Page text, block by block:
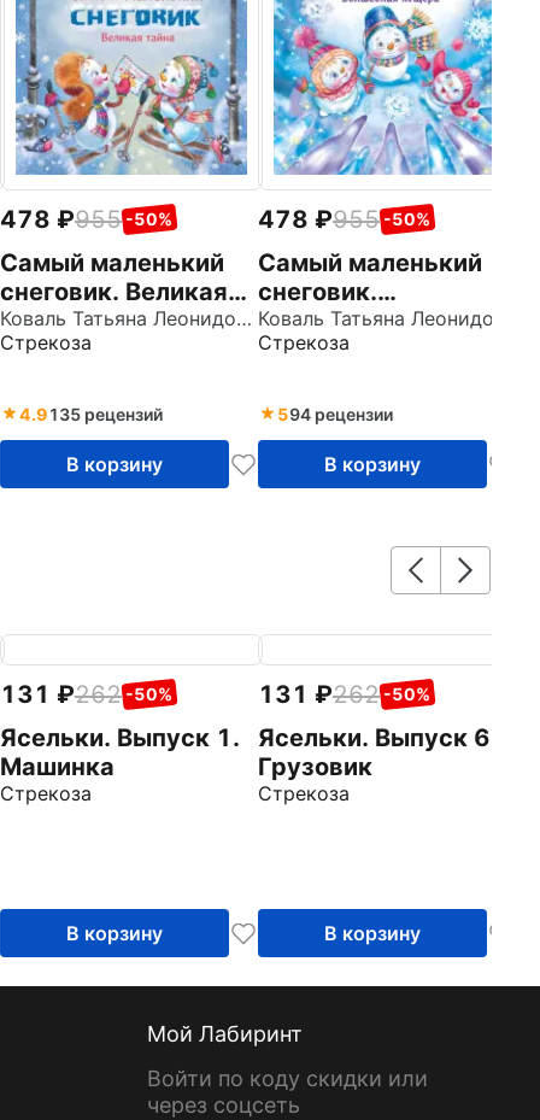
478 955 -50%
Самый маленький
снеговик. Великая
тайна
Коваль Татьяна Леонидовна
Стрекоза
4.9135 рецензий
В корзину
478 955 -50%
Самый маленький
снеговик.
Волшебная пещера
Стрекоза
594 рецензии
В корзину
131 262 -50%
Ясельки. Выпуск 1.
Машинка
Стрекоза
В корзину
131 262 -50%
Ясельки. Выпуск 6.
Грузовик
Стрекоза
В корзину
Мой Лабиринт
Войти по коду скидки или
через соцсеть